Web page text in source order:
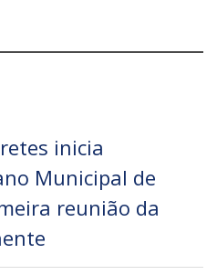
inicia
Municipal de
reunião da